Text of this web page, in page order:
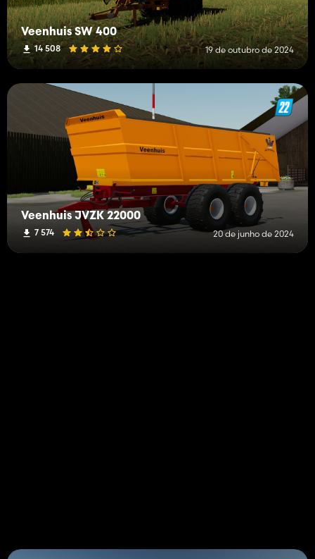
Veenhuis SW 400
14 508 19 de outubro de 2024
Veenhuis JVZK 22000
7 574 20 de junho de 2024